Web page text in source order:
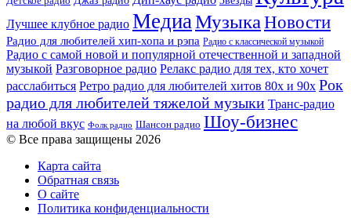
Лучшее клубное радио МедиаМузыкаНовости
Радио для любителей хип-хопа и рэпа Радио с классической музыкой
Радио с самой новой и популярной отечественной и западной
музыкой Разговорное радио Релакс радио для тех, кто хочет
расслабиться Ретро радио для любителей хитов 80х и 90х Рок
радио для любителей тяжелой музыки Транс-радио
на любой вкус Фолк радио Шансон радио Шоу-бизнес
© Все права защищены 2026
Карта сайта
Обратная связь
О сайте
Политика конфиденциальности